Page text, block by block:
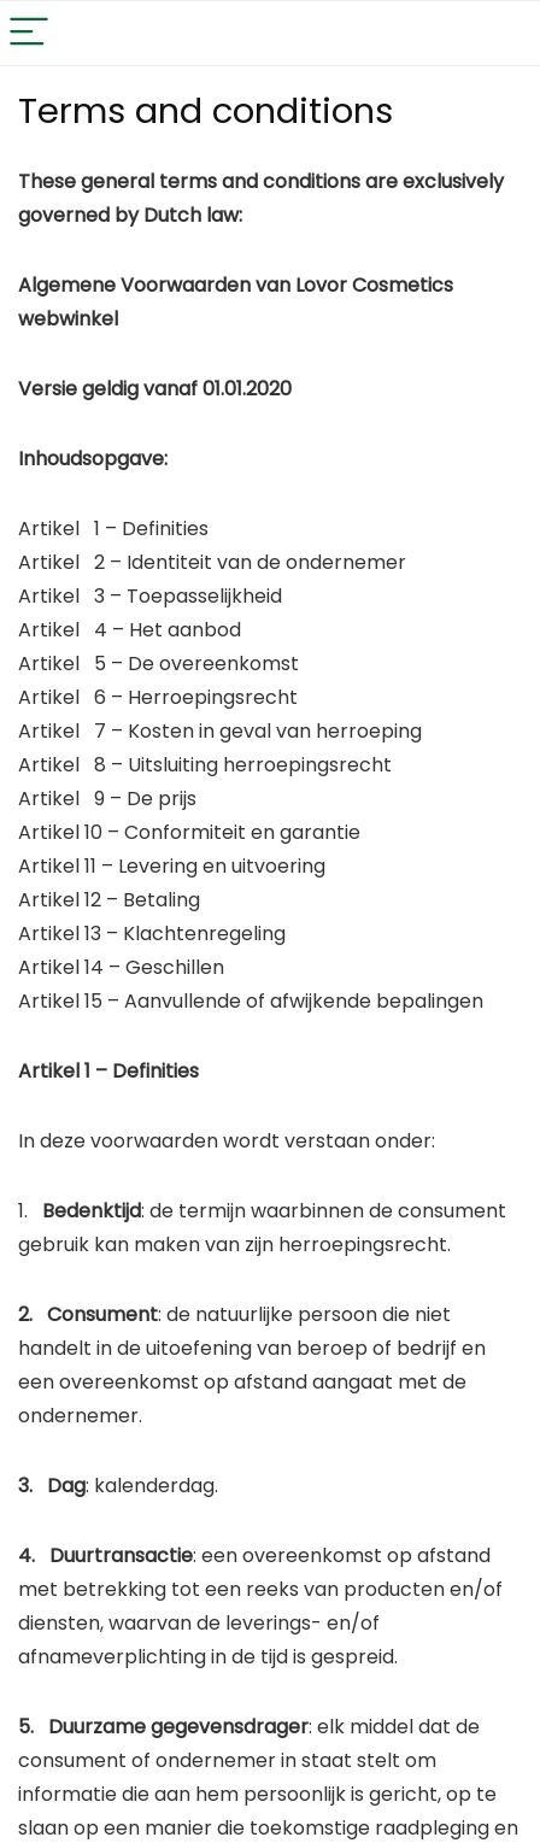
Terms and conditions
These general terms and conditions are exclusively
governed by Dutch law:
Algemene Voorwaarden van Lovor Cosmetics
webwinkel
Versie geldig vanaf 01.01.2020
Inhoudsopgave:
Artikel 1 – Definities
Artikel 2 – Identiteit van de ondernemer
Artikel 3 – Toepasselijkheid
Artikel 4 – Het aanbod
Artikel 5 – De overeenkomst
Artikel 6 – Herroepingsrecht
Artikel 7 – Kosten in geval van herroeping
Artikel 8 – Uitsluiting herroepingsrecht
Artikel 9 – De prijs
Artikel 10 – Conformiteit en garantie
Artikel 11 – Levering en uitvoering
Artikel 12 – Betaling
Artikel 13 – Klachtenregeling
Artikel 14 – Geschillen
Artikel 15 – Aanvullende of afwijkende bepalingen
Artikel 1 – Definities
In deze voorwaarden wordt verstaan onder:
1. Bedenktijd: de termijn waarbinnen de consument
gebruik kan maken van zijn herroepingsrecht.
2. Consument: de natuurlijke persoon die niet
handelt in de uitoefening van beroep of bedrijf en
een overeenkomst op afstand aangaat met de
ondernemer.
3. Dag: kalenderdag.
4. Duurtransactie: een overeenkomst op afstand
met betrekking tot een reeks van producten en/of
diensten, waarvan de leverings- en/of
afnameverplichting in de tijd is gespreid.
5. Duurzame gegevensdrager: elk middel dat de
consument of ondernemer in staat stelt om
informatie die aan hem persoonlijk is gericht, op te
slaan op een manier die toekomstige raadpleging en